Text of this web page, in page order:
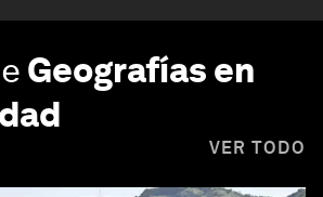
Geografías en
VER TODO